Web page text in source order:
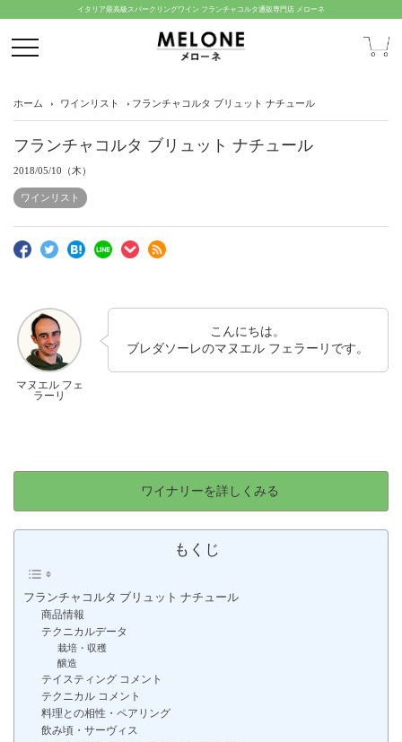
イタリア最高級スパークリングワイン フランチャコルタ通販専門店 メローネ
ホーム ワインリスト フランチャコルタ ブリュット ナチュール
フランチャコルタ ブリュット ナチュール
2018/05/10（木）
ワインリスト
マヌエル フェ
ラーリ
こんにちは。
ブレダソーレのマヌエル フェラーリです。
ワイナリーを詳しくみる
もくじ
フランチャコルタ ブリュット ナチュール
商品情報
テクニカルデータ
栽培・収穫
醸造
テイスティング コメント
テクニカル コメント
料理との相性・ペアリング
飲み頃・サーヴィス